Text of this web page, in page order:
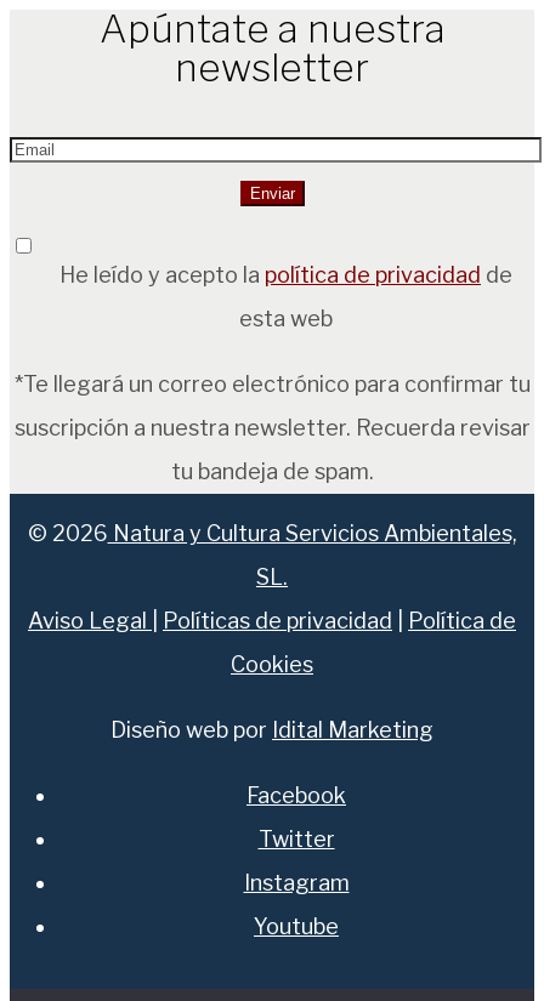
Apúntate a nuestra
newsletter
He leído y acepto la política de privacidad de
esta web
*Te llegará un correo electrónico para confirmar tu
suscripción a nuestra newsletter. Recuerda revisar
tu bandeja de spam.
© 2026 Natura y Cultura Servicios Ambientales,
SL.
Aviso Legal
Políticas de privacidad
Política de
Cookies
Diseño web por Idital Marketing
Facebook
Twitter
Instagram
Youtube